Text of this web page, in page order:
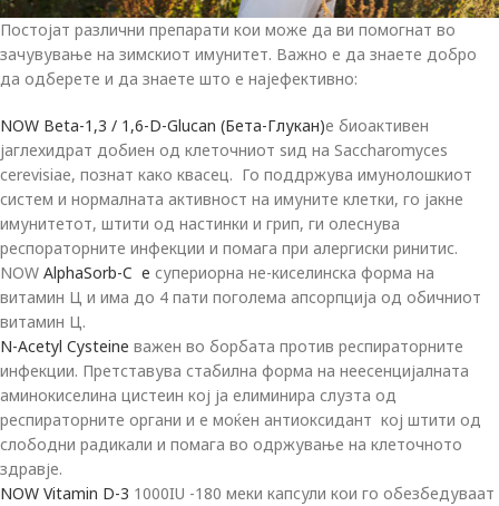
Постојат различни препарати кои може да ви помогнат во
зачувување на зимскиот имунитет. Важно е да знаете добро
да одберете и да знаете што е најефективно:
NOW Beta-1,3 / 1,6-D-Glucan (Бета-Глукан)е биоактивен
јаглехидрат добиен од клетoчниот ѕид на Saccharomyces
cerevisiae, познат како квасец. Го поддржува имунолошкиот
систем и нормалната активност на имуните клетки, го јакне
имунитетот, штити од настинки и грип, ги олеснува
респораторните инфекции и помага при алергиски ринитис.
NOW AlphaSorb-C e супериорна не-киселинска форма на
витамин Ц и има до 4 пати поголема апсорпција од обичниот
витамин Ц.
N-Acetyl Cysteine важен во борбата против респираторните
инфекции. Претставува стабилна форма на неесенцијалната
аминокиселина цистеин кој ја елиминира слузта од
респираторните органи и е моќен антиоксидант кој штити од
слободни радикали и помага во одржување на клеточното
здравје.
NOW Vitamin D-3 1000IU -180 меки капсули кои го обезбедуваат